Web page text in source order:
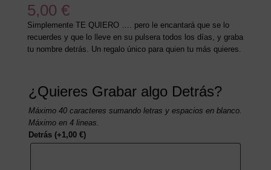
5,00 €
Simplemente TE QUIERO …. pero le encantará que se lo
recuerdes y que lo lleve en su pulsera todos los días, y graba
tu nombre detrás. Un regalo único para quien tu más quieres.
¿Quieres Grabar algo Detrás?
Máximo 40 caracteres sumando letras y espacios en blanco.
Máximo en 4 lineas.
Detrás (+1,00 €)